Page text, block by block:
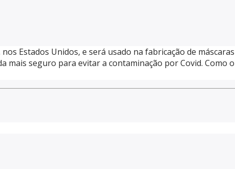
Estados Unidos, e será usado na fabricação de
mais seguro para evitar a contaminação por Covid.